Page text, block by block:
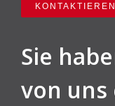
Sie
von uns